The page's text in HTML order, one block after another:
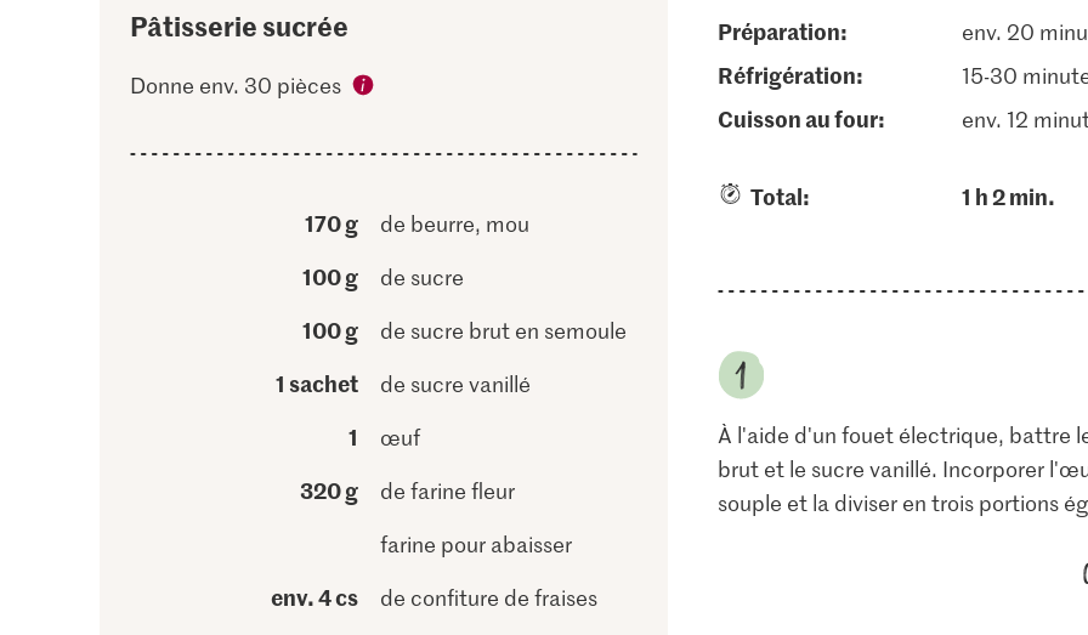
Pâtisserie sucrée
Donne env. 30 pièces
170 g de beurre, mou
100 g de sucre
100 g de sucre brut en semoule
1 sachet de sucre vanillé
1 œuf
320 g
de farine fleur
farine pour abaisser
env. 4 cs
de confiture de fraises
Préparation: env. 20
réfrigération: 15-30
cuisson au four: env. 12
Total: 1 h 2 min.
À l'aide d'un fouet électrique, battre
brut et le sucre vanillé. Incorporer
souple et la diviser en trois portions